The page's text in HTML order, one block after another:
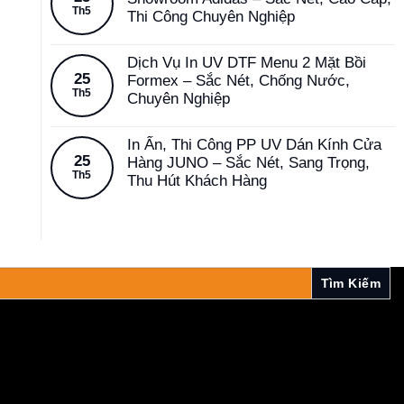
Th5
Thi Công Chuyên Nghiệp
25
Th5
Dịch Vụ In UV DTF Menu 2 Mặt Bồi
Formex – Sắc Nét, Chống Nước,
Chuyên Nghiệp
25
Th5
In Ấn, Thi Công PP UV Dán Kính Cửa
Hàng JUNO – Sắc Nét, Sang Trọng,
Thu Hút Khách Hàng